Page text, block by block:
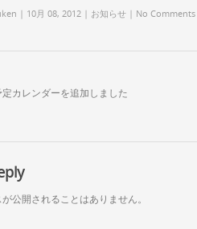
| 10月 08, 2012 | お知らせ | No Comments
カレンダーを追加しました
公開されることはありません。